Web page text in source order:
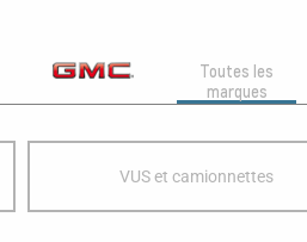
Toutes les
marques
VUS et camionnettes